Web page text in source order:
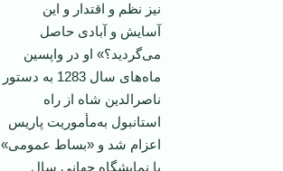
نیز نظم‌ و اقتدار و این‌
آسایش‌ و آبادی‌ حاصل‌
می‌گردید؟» او در واپسین‌
ماه‌های‌ سال‌ 1283 به‌ دستور
ناصرالدین‌ شاه‌ از راه‌
استانبول‌ به‌مأموریت‌ پاریس‌
اعزام‌ شد و «بساط‌ عمومی‌»
یا نمایشگاه‌ جهانی‌ سال‌